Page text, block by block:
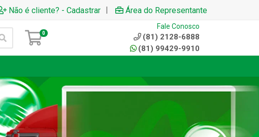
Não é cliente? - Cadastrar | Área do Representante
0
Fale Conosco
(81) 2128-6888
(81) 99429-9910